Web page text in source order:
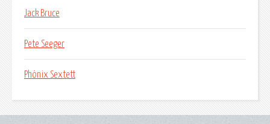
Jack Bruce
Pete Seeger
Phönix Sextett